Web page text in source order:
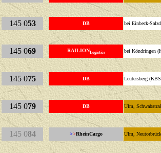
145 053 DB bei Einbeck-
145 069 RAILIONLogistics bei Köndringen
145 075 DB Leutersberg
145 079 DB Ulm,
145 084 >>RheinCargo Ulm,